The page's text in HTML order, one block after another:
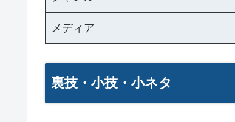
メディア
裏技・小技・小ネタ